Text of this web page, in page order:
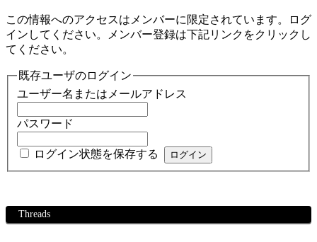
この情報へのアクセスはメンバーに限定されています。ログ
インしてください。メンバー登録は下記リンクをクリックし
てください。
既存ユーザのログイン
ユーザー名またはメールアドレス
パスワード
ログイン状態を保存する
Threads